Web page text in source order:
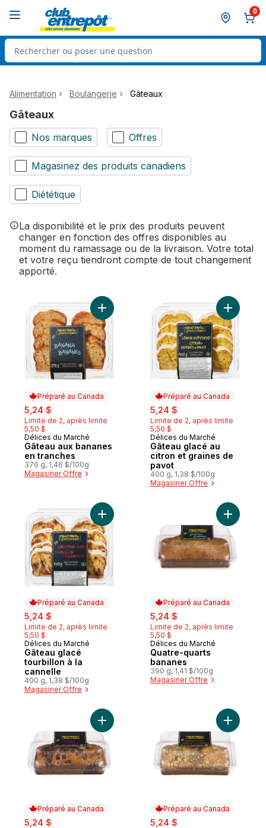
0
Rechercher des produits
Alimentation Boulangerie Gâteaux
Gâteaux
Nos marques Offres
Magasinez des produits canadiens
Diététique
La disponibilité et le prix des produits peuvent
changer en fonction des offres disponibles au
moment du ramassage ou de la livraison. Votre total
et votre reçu tiendront compte de tout changement
apporté.
Préparé au Canada
sale:
5,24 $
Limite de 2, après limite
5,50 $
Préparé au Canada
Délices du Marché
Gâteau aux bananes
en tranches
376 g, 1,46 $/100g
Magasiner Offre
Ajouter Gâteau aux bananes en tranches
Préparé au Canada
sale:
5,24 $
Limite de 2, après limite
5,50 $
Préparé au Canada
Délices du Marché
Gâteau glacé au
citron et graines de
pavot
400 g, 1,38 $/100g
Magasiner Offre
Ajouter
Préparé au Canada
sale:
5,24 $
Limite de 2, après limite
5,50 $
Préparé au Canada
Délices du Marché
Gâteau glacé
tourbillon à la
cannelle
400 g, 1,38 $/100g
Magasiner Offre
Ajouter Gâteau glacé tourbillon à la
Préparé au Canada
sale:
5,24 $
Limite de 2, après limite
5,50 $
Préparé au Canada
Délices du Marché
Quatre-quarts
bananes
390 g, 1,41 $/100g
Magasiner Offre
Ajouter
Préparé au Canada
sale:
5,24 $
Ajouter Gâteau rectangulaire marbré au
Préparé au Canada
sale:
5,24 $
Ajouter